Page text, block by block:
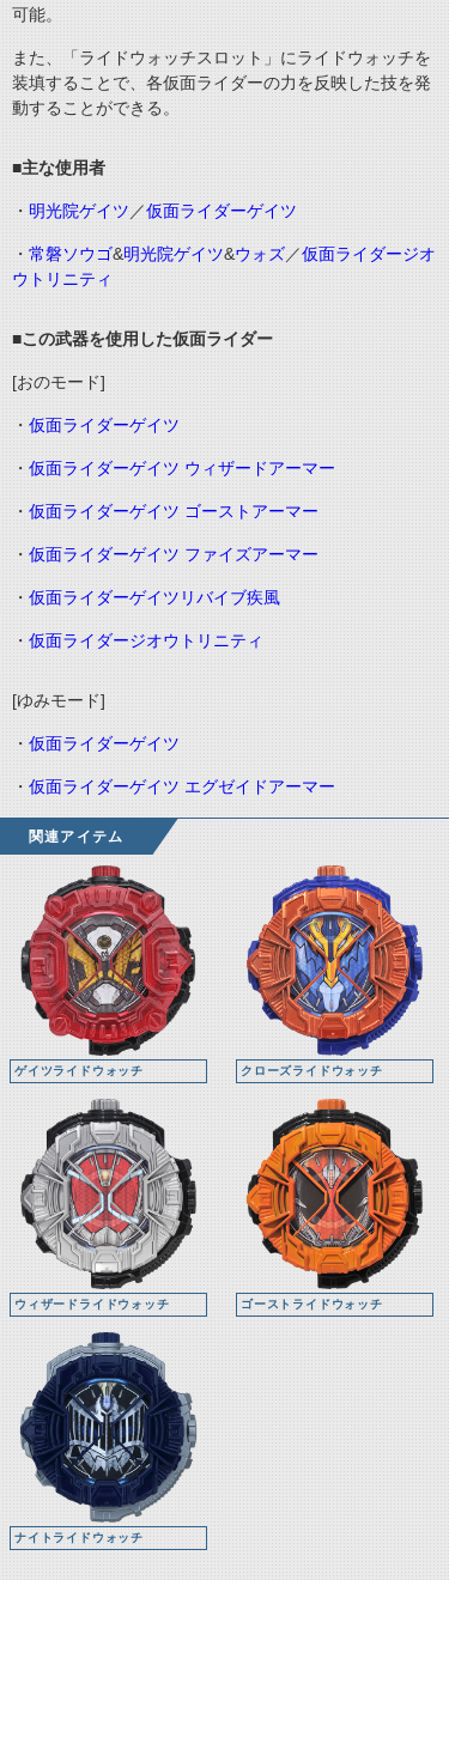
可能。
また、「ライドウォッチスロット」にライドウォッチを
装填することで、各仮面ライダーの力を反映した技を発
動することができる。
■主な使用者
・ 明光院ゲイツ ／仮面ライダーゲイツ
・ 常磐ソウゴ&明光院ゲイツ&ウォズ／仮面ライダージオ
ウトリニティ
■この武器を使用した仮面ライダー
[おのモード]
・ 仮面ライダーゲイツ
・ 仮面ライダーゲイツ ウィザードアーマー
・ 仮面ライダーゲイツ ゴーストアーマー
・ 仮面ライダーゲイツ ファイズアーマー
・ 仮面ライダーゲイツリバイブ疾風
・ 仮面ライダージオウトリニティ
[ゆみモード]
・ 仮面ライダーゲイツ
・ 仮面ライダーゲイツ エグゼイドアーマー
関連アイテム
ゲイツライドウォッチ クローズライドウォッチ
ウィザードライドウォッチ ゴーストライドウォッチ
ナイトライドウォッチ